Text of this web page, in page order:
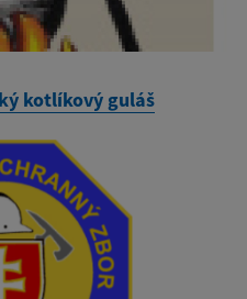
kotlíkový guláš